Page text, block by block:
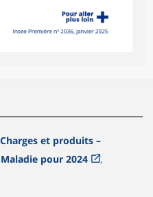
et produits –
pour 2024
,